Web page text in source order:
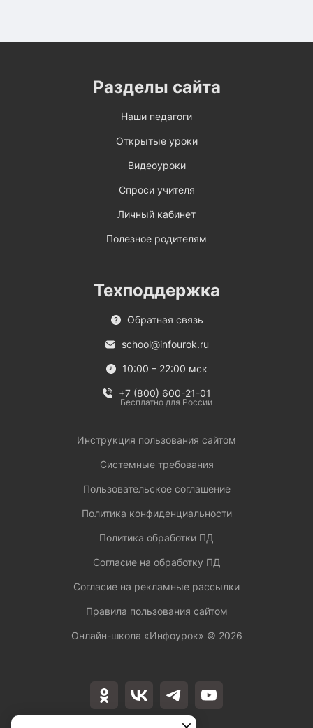
Разделы сайта
Наши педагоги
Открытые уроки
Видеоуроки
Спроси учителя
Личный кабинет
Полезное родителям
Техподдержка
Обратная связь
school@infourok.ru
10:00 – 22:00 мск
+7 (800) 600-21-01
Бесплатно для России
Инструкция пользования сайтом
Системные требования
Пользовательское соглашение
Политика конфиденциальности
Политика обработки ПД
Согласие на обработку ПД
Согласие на рекламные рассылки
Правила пользования сайтом
Онлайн-школа «Инфоурок» © 2026